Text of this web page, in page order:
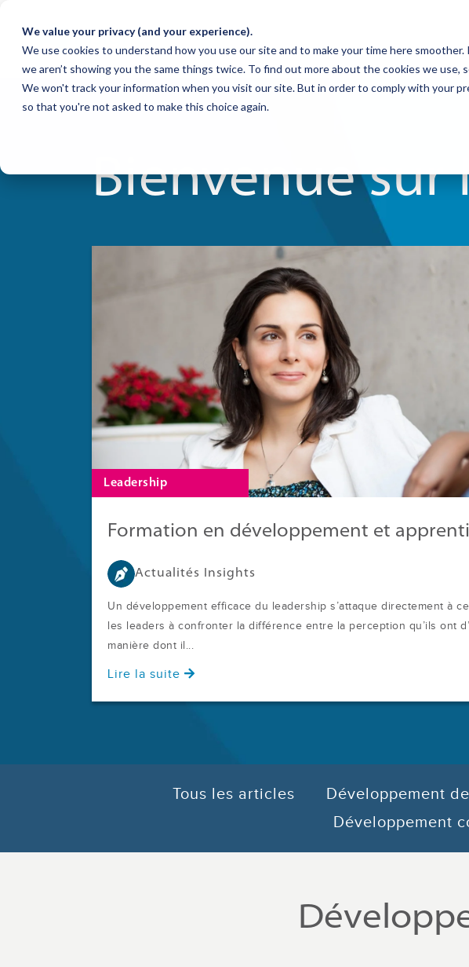
We value your privacy (and your experience).
We use cookies to understand how you use our site and to make your time here
we aren’t showing you the same things twice. To find out more about the cookies we use,
We won't track your information when you visit our site. But in order to comply with your
so that you're not asked to make this choice again.
Bienvenue sur
Leadership
Actualités Insights
Un développement efficace du leadership s’attaque directement à
les leaders à confronter la différence entre la perception qu’ils ont
manière dont il...
Lire la suite
Tous les articles Développement
Développement